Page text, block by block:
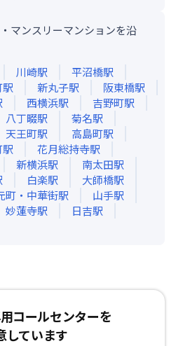
マンスリーマンションを沿
川崎駅 平沼橋駅
駅 新丸子駅 阪東橋駅
西横浜駅 吉野町駅
八丁畷駅 菊名駅
天王町駅 高島町駅
駅 花月総持寺駅
新横浜駅 南太田駅
白楽駅 大師橋駅
町・中華街駅 山手駅
妙蓮寺駅 日吉駅
コールセンターを
しています